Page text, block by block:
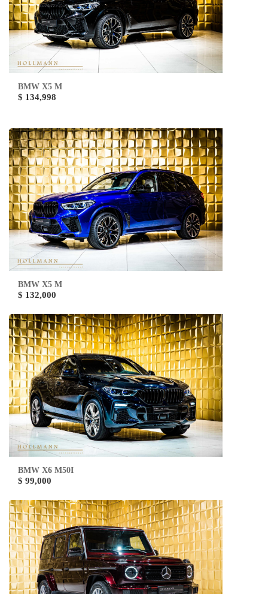
BMW X5 M
$ 134,998
BMW X5 M
$ 132,000
BMW X6 M50I
$ 99,000